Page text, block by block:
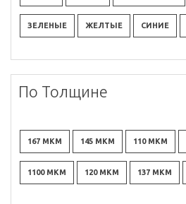
ЗЕЛЕНЫЕ ЖЕЛТЫЕ СИНИЕ
По Толщине
167 МКМ 145 МКМ 110 МКМ
1100 МКМ 120 МКМ 137 МКМ